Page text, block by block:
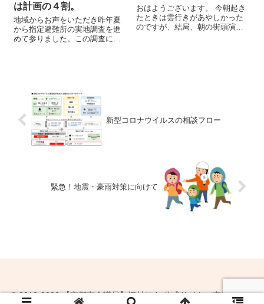
は計画の４割。
地域からお声をいただき昨年夏
から指定避難所の実地調査を進
めて参りました。この調査にお
で、長文ですが是...
おはようございます。 今朝起き
たときは雲行きがあやしかった
のですが、結局、朝の街頭演説
新型コロナウイルスの相談フロー
緊急！地震・豪雨対策に向けて
© 2010-2026 【京都市会議員】江村りさ 公式サイト（京都党右京